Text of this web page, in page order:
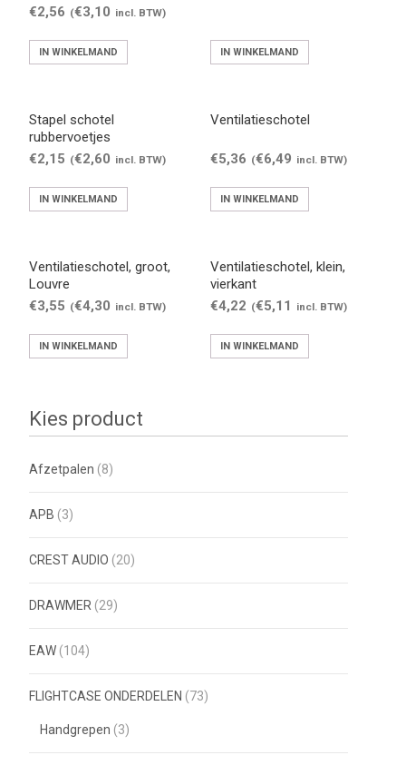
€2,56 (€3,10 incl. BTW)
IN WINKELMAND IN WINKELMAND
Stapel schotel
rubbervoetjes
€2,15 (€2,60 incl. BTW)
IN WINKELMAND
Ventilatieschotel
€5,36 (€6,49 incl. BTW)
IN WINKELMAND
Ventilatieschotel, groot,
Louvre
€3,55 (€4,30 incl. BTW)
IN WINKELMAND
Ventilatieschotel, klein,
vierkant
€4,22 (€5,11 incl. BTW)
IN WINKELMAND
Kies product
Afzetpalen (8)
APB (3)
CREST AUDIO (20)
DRAWMER (29)
EAW (104)
FLIGHTCASE ONDERDELEN (73)
Handgrepen (3)